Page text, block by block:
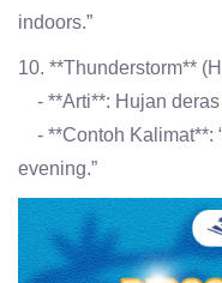
indoors.”
10. **Thunderstorm**
- **Arti**: Hujan deras
- **Contoh Kalimat**:
evening.”